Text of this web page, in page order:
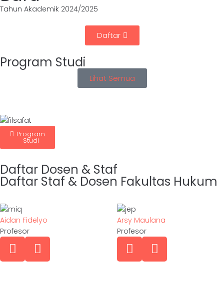
Tahun Akademik 2024/2025
Daftar
Program Studi
Lihat Semua
Program
Studi
S1-Ilmu Hukum
Daftar Dosen & Staf
Daftar Staf & Dosen Fakultas Hukum
Aidan Fidelyo
Profesor
Arsy Maulana
Profesor
Layanan Fakultas Hukum
Sambutan About us